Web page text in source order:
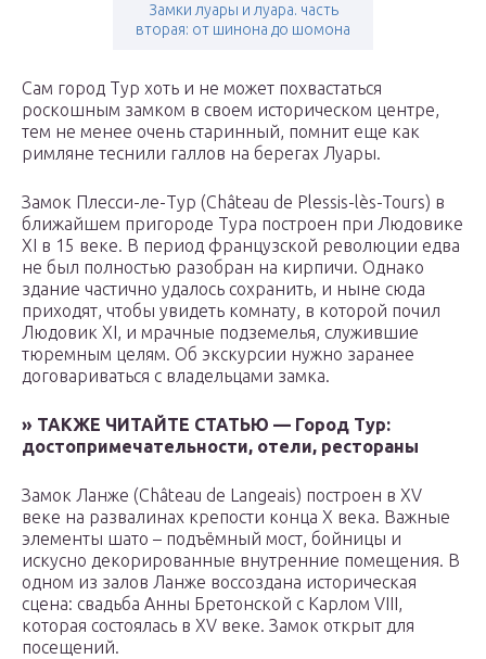
Замки луары и луара. часть
вторая: от шинона до шомона
Сам город Тур хоть и не может похвастаться
роскошным замком в своем историческом центре,
тем не менее очень старинный, помнит еще как
римляне теснили галлов на берегах Луары.
Замок Плесси-ле-Тур (Château de Plessis-lès-Tours) в
ближайшем пригороде Тура построен при Людовике
XI в 15 веке. В период французской революции едва
не был полностью разобран на кирпичи. Однако
здание частично удалось сохранить, и ныне сюда
приходят, чтобы увидеть комнату, в которой почил
Людовик XI, и мрачные подземелья, служившие
тюремным целям. Об экскурсии нужно заранее
договариваться с владельцами замка.
» ТАКЖЕ ЧИТАЙТЕ СТАТЬЮ — Город Тур:
достопримечательности, отели, рестораны
Замок Ланже (Château de Langeais) построен в XV
веке на развалинах крепости конца X века. Важные
элементы шато – подъёмный мост, бойницы и
искусно декорированные внутренние помещения. В
одном из залов Ланже воссоздана историческая
сцена: свадьба Анны Бретонской с Карлом VIII,
которая состоялась в XV веке. Замок открыт для
посещений.